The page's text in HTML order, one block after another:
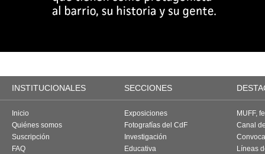
INSTITUCIONALES SECCIONES
Inicio
Quiénes somos
Suscripción
FAQ
Exposiciones
Fotografías del CdF
Investigación
Educativa
MUFF,
Canal
Líneas